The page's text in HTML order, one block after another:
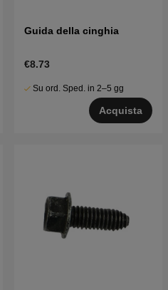
Guida della cinghia
€8.73
Su ord. Sped. in 2–5 gg
Acquista